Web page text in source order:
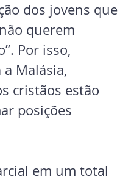
dos jovens que
querem
Por isso,
Malásia,
cristãos estão
posições
em um total